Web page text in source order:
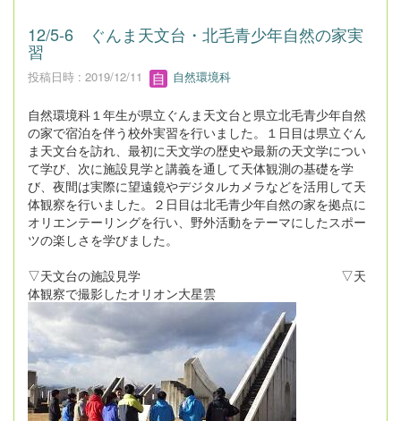
12/5-6 ぐんま天文台・北毛青少年自然の家実
習
投稿日時 : 2019/12/11 自然環境科
自然環境科１年生が県立ぐんま天文台と県立北毛青少年自然
の家で宿泊を伴う校外実習を行いました。１日目は県立ぐん
ま天文台を訪れ、最初に天文学の歴史や最新の天文学につい
て学び、次に施設見学と講義を通して天体観測の基礎を学
び、夜間は実際に望遠鏡やデジタルカメラなどを活用して天
体観察を行いました。２日目は北毛青少年自然の家を拠点に
オリエンテーリングを行い、野外活動をテーマにしたスポー
ツの楽しさを学びました。
▽天文台の施設見学 ▽天
体観察で撮影したオリオン大星雲